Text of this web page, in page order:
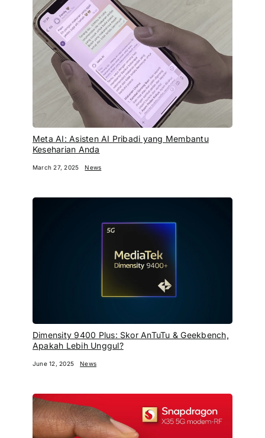
Meta AI: Asisten AI Pribadi yang Membantu
Keseharian Anda
March 27, 2025 News
Dimensity 9400 Plus: Skor AnTuTu & Geekbench,
Apakah Lebih Unggul?
June 12, 2025 News